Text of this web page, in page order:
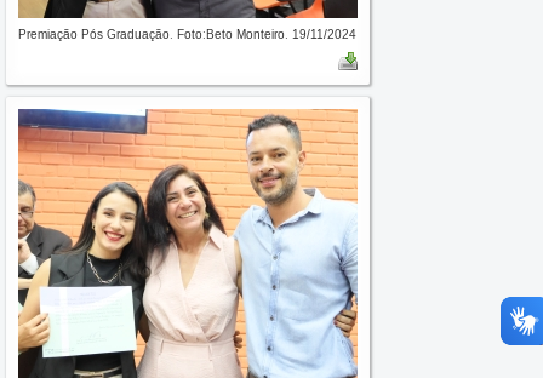
Premiação Pós Graduação. Foto:Beto Monteiro. 19/11/2024